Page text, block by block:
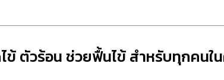
ข้ ตัวร้อน ช่วยฟื้นไข้ สำหรับทุกคนใ